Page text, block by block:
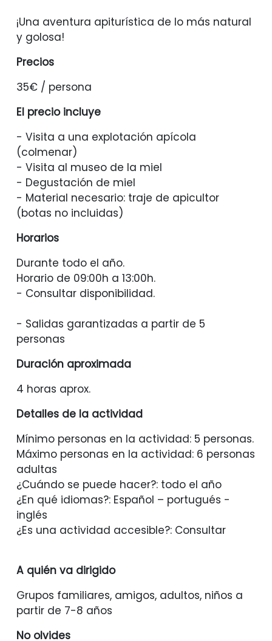
¡Una aventura apiturística de lo más natural
y golosa!
Precios
35€ / persona
El precio incluye
- Visita a una explotación apícola
(colmenar)
- Visita al museo de la miel
- Degustación de miel
- Material necesario: traje de apicultor
(botas no incluidas)
Horarios
Durante todo el año.
Horario de 09:00h a 13:00h.
- Consultar disponibilidad.
- Salidas garantizadas a partir de 5
personas
Duración aproximada
4 horas aprox.
Detalles de la actividad
Mínimo personas en la actividad: 5 personas.
Máximo personas en la actividad: 6 personas
adultas
¿Cuándo se puede hacer?: todo el año
¿En qué idiomas?: Español – portugués -
inglés
¿Es una actividad accesible?: Consultar
A quién va dirigido
Grupos familiares, amigos, adultos, niños a
partir de 7-8 años
No olvides